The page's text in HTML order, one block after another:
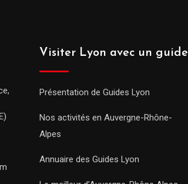
Visiter Lyon avec un guide
Présentation de Guides Lyon
Nos activités en Auvergne-Rhône-
Alpes
Annuaire des Guides Lyon